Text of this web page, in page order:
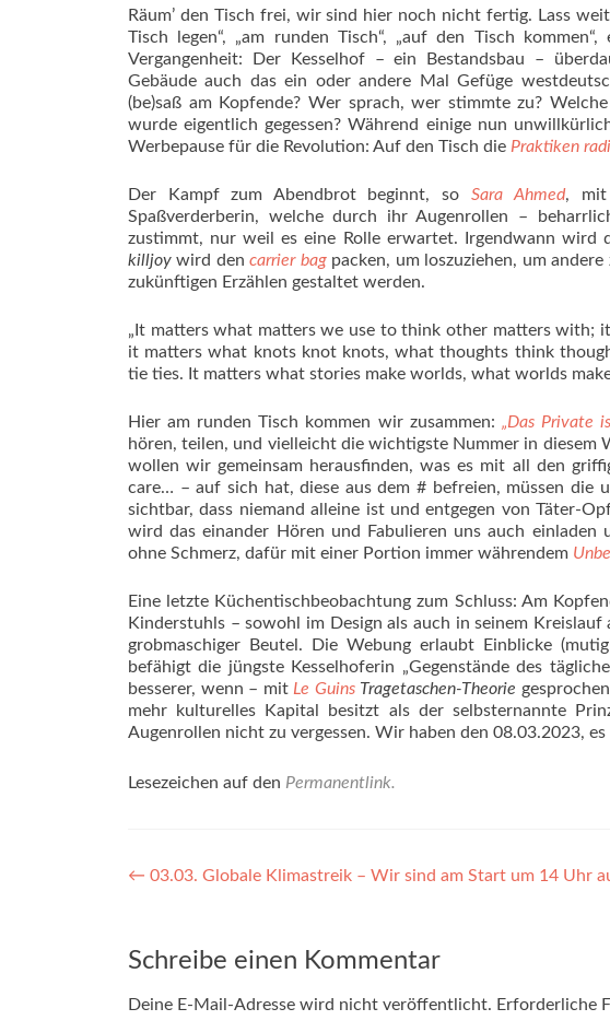
Räum’ den Tisch frei, wir sind hier noch nicht fertig. Lass
Tisch legen“, „am runden Tisch“, „auf den Tisch
Vergangenheit: Der Kesselhof – ein Bestandsbau –
Gebäude auch das ein oder andere Mal Gefüge
(be)saß am Kopfende? Wer sprach, wer stimmte zu?
wurde eigentlich gegessen? Während einige nun
Werbepause für die Revolution: Auf den Tisch die Praktiken
Der Kampf zum Abendbrot beginnt, so Sara Ahmed,
Spaßverderberin, welche durch ihr Augenrollen –
zustimmt, nur weil es eine Rolle erwartet. Irgendwann wird
killjoy wird dencarrier bagpacken, um loszuziehen, um
zukünftigen Erzählen gestaltet werden.
„It matters what matters we use to think other matters
it matters what knots knot knots, what thoughts think
tie ties. It matters what stories make worlds, what worlds make
Hier am runden Tisch kommen wir zusammen: „Das Private
hören, teilen, und vielleicht die wichtigste Nummer in diesem
wollen wir gemeinsam herausfinden, was es mit all den
care… – auf sich hat, diese aus dem # befreien, müssen die
sichtbar, dass niemand alleine ist und entgegen von Täter-
wird das einander Hören und Fabulieren uns auch einladen
ohne Schmerz, dafür mit einer Portion immer währendem
Eine letzte Küchentischbeobachtung zum Schluss: Am
Kinderstuhls – sowohl im Design als auch in seinem
grobmaschiger Beutel. Die Webung erlaubt Einblicke
befähigt die jüngste Kesselhoferin „Gegenstände des
besserer, wenn – mit Le GuinsTragetaschen-Theorie
mehr kulturelles Kapital besitzt als der selbsternannte
Augenrollen nicht zu vergessen. Wir haben den 08.03.2023,
Lesezeichen auf den Permanentlink.
Beitragsnavigation
← 03.03. Globale Klimastreik – Wir sind am Start um 14 Uhr
Schreibe einen Kommentar
Deine E-Mail-Adresse wird nicht veröffentlicht. Erforderliche